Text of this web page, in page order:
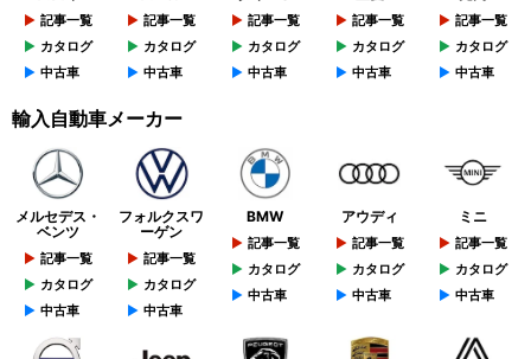
記事一覧
カタログ
中古車
記事一覧
カタログ
中古車
記事一覧
カタログ
中古車
記事一覧
カタログ
中古車
記事一覧
カタログ
中古車
輸入自動車メーカー
メルセデス・
ベンツ
記事一覧
カタログ
中古車
フォルクスワ
ーゲン
記事一覧
カタログ
中古車
BMW
記事一覧
カタログ
中古車
アウディ
記事一覧
カタログ
中古車
ミニ
記事一覧
カタログ
中古車